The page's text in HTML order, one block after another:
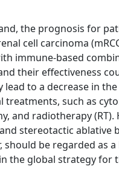
the prognosis for
cell carcinoma
immune-based
their effectiveness
lead to a decrease in
treatments, such as
and radiotherapy (RT).
stereotactic ablative
should be regarded as
the global strategy for